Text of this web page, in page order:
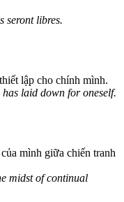
seront libres.
lập cho chính mình.
laid down for oneself.
mình giữa chiến tranh
midst of continual